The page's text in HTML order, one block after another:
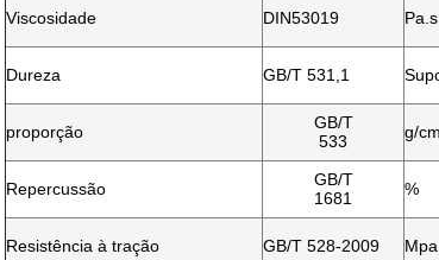
Viscosidade DIN53019 Pa.s
Dureza GB/T 531,1
proporção
GB/T
533
g/
Repercussão
GB/T
1681
%
Resistência à tração GB/T 528-2009 Mpa